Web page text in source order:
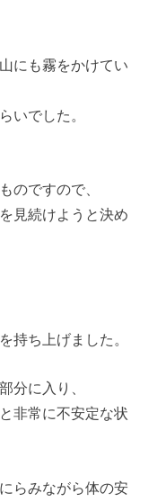
にも霧をかけてい
いでした。
のですので、
見続けようと決め
持ち上げました。
分に入り、
非常に不安定な状
らみながら体の安